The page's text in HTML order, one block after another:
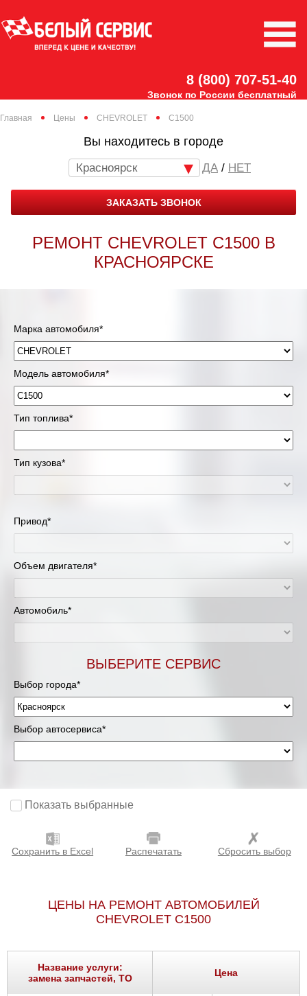
8 (800) 707-51-40
Звонок по России бесплатный
Главная Цены CHEVROLET C1500
Вы находитесь в городе
Красноярск / НЕТ
ЗАКАЗАТЬ ЗВОНОК
РЕМОНТ CHEVROLET C1500 В
КРАСНОЯРСКЕ
Марка автомобиля*
Модель автомобиля*
Тип топлива*
Тип кузова*
Привод*
Объем двигателя*
Автомобиль*
ВЫБЕРИТЕ СЕРВИС
Выбор города*
Выбор автосервиса*
Показать выбранные
Сохранить в Excel Распечатать Сбросить выбор
ЦЕНЫ НА РЕМОНТ АВТОМОБИЛЕЙ
CHEVROLET C1500
Название услуги:
замена запчастей, ТО
Цена